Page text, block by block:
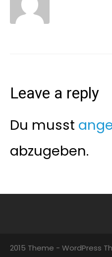
Leave a reply
Du musst
abzugeben.
2015 Theme - WordPress